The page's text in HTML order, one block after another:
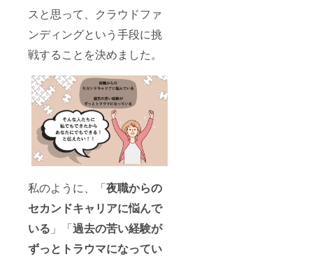
スと思って、クラウドファ
ンディングという手段に挑
戦することを決めました。
私のように、「夜職からの
セカンドキャリアに悩んで
いる 」「過去の苦い経験が
ずっとトラウマになってい